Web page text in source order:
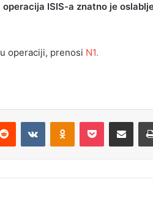
ISIS-a znatno je
operaciji, prenosi N1.